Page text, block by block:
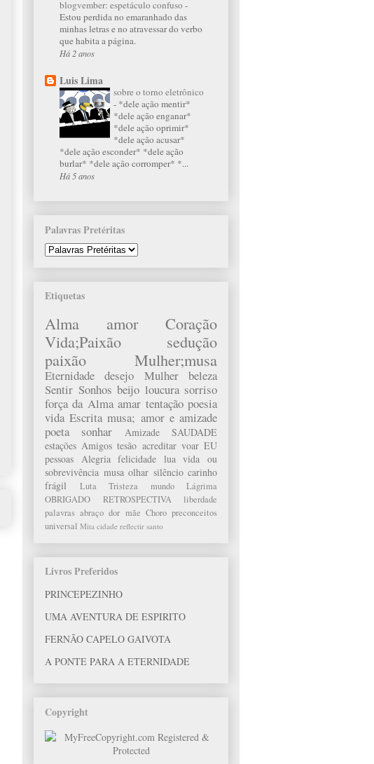
blogvember: espetáculo confuso -
Estou perdida no emaranhado das
minhas letras e no atravessar do verbo
que habita a página.
Há 2 anos
Luis Lima
sobre o torno eletrônico
- *dele ação mentir*
*dele ação enganar*
*dele ação oprimir*
*dele ação acusar*
*dele ação esconder* *dele ação
burlar* *dele ação corromper* *...
Há 5 anos
Palavras Pretéritas
Etiquetas
Alma amor
Coração
Vida;Paixão
sedução
paixão
Mulher;musa
Eternidade desejo Mulher
beleza
Sentir Sonhos beijo loucura sorriso
força da Alma amar tentação poesia
vida Escrita musa; amor e amizade
poeta
sonhar Amizade
SAUDADE
estações Amigos tesão acreditar voar EU
pessoas Alegria felicidade lua vida ou
sobrevivência musa olhar silêncio carinho
frágil
Luta Tristeza mundo
Lágrima
OBRIGADO
RETROSPECTIVA
liberdade
palavras abraço dor mãe Choro preconceitos
universal Mita cidade reflectir santo
Livros Preferidos
PRINCEPEZINHO
UMA AVENTURA DE ESPIRITO
FERNÃO CAPELO GAIVOTA
A PONTE PARA A ETERNIDADE
Copyright